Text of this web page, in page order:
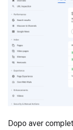
Dopo aver